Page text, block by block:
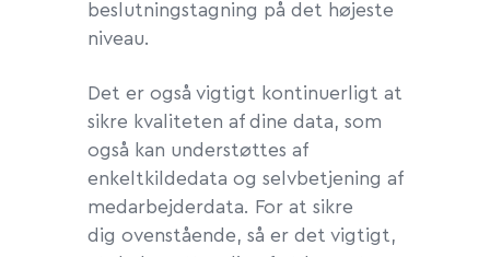
beslutningstagning på det højeste
niveau.
Det er også vigtigt kontinuerligt at
sikre kvaliteten af dine data, som
også kan understøttes af
enkeltkildedata og selvbetjening af
medarbejderdata. For at sikre
dig ovenstående, så er det vigtigt,